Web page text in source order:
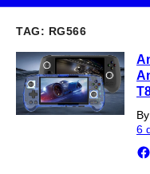
TAG: RG566
By
6